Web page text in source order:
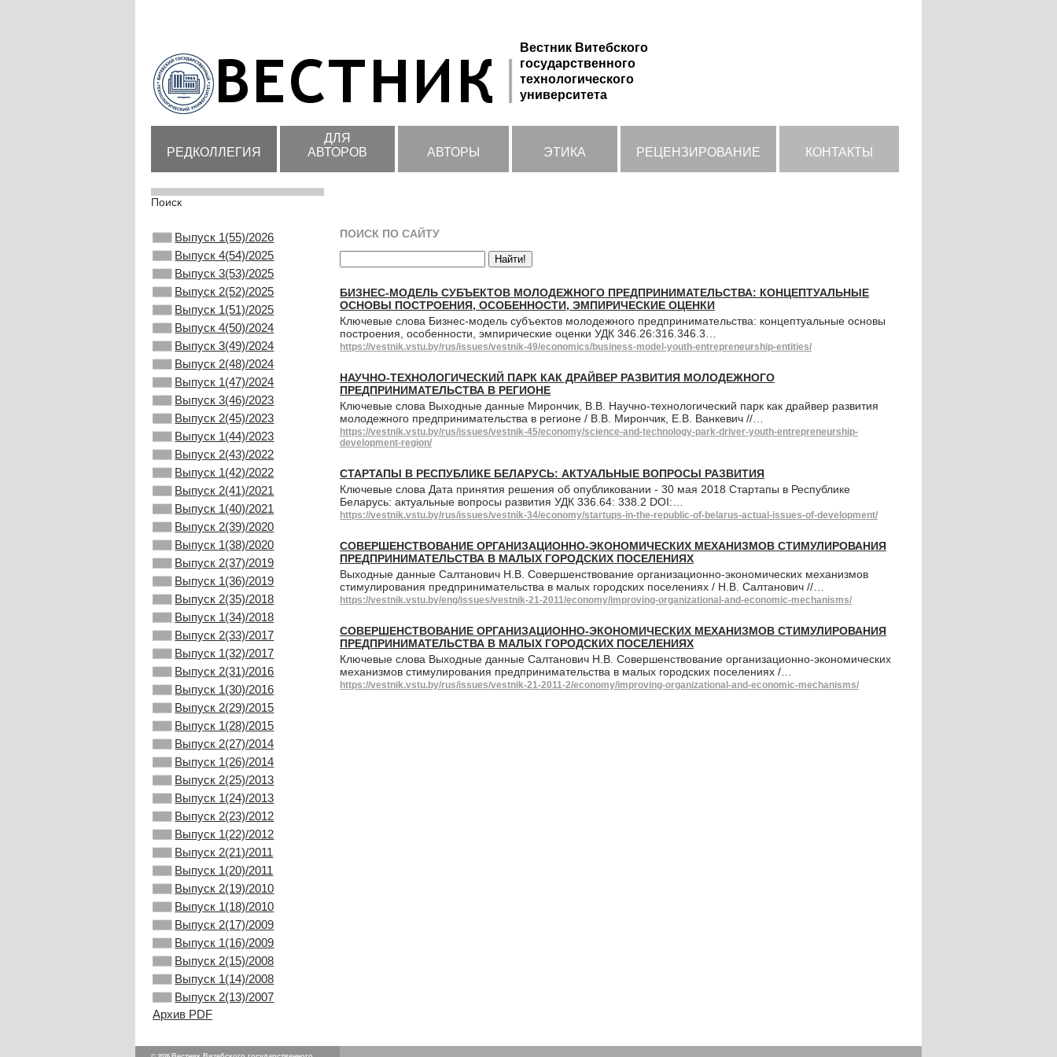
Вестник Витебского
государственного
технологического
университета
РЕДКОЛЛЕГИЯ
ДЛЯ
АВТОРОВ
АВТОРЫ ЭТИКА РЕЦЕНЗИРОВАНИЕ КОНТАКТЫ
Поиск
Выпуск 1(55)/2026
Выпуск 4(54)/2025
Выпуск 3(53)/2025
Выпуск 2(52)/2025
Выпуск 1(51)/2025
Выпуск 4(50)/2024
Выпуск 3(49)/2024
Выпуск 2(48)/2024
Выпуск 1(47)/2024
Выпуск 3(46)/2023
Выпуск 2(45)/2023
Выпуск 1(44)/2023
Выпуск 2(43)/2022
Выпуск 1(42)/2022
Выпуск 2(41)/2021
Выпуск 1(40)/2021
Выпуск 2(39)/2020
Выпуск 1(38)/2020
Выпуск 2(37)/2019
Выпуск 1(36)/2019
Выпуск 2(35)/2018
Выпуск 1(34)/2018
Выпуск 2(33)/2017
Выпуск 1(32)/2017
Выпуск 2(31)/2016
Выпуск 1(30)/2016
Выпуск 2(29)/2015
Выпуск 1(28)/2015
Выпуск 2(27)/2014
Выпуск 1(26)/2014
Выпуск 2(25)/2013
Выпуск 1(24)/2013
Выпуск 2(23)/2012
Выпуск 1(22)/2012
Выпуск 2(21)/2011
Выпуск 1(20)/2011
Выпуск 2(19)/2010
Выпуск 1(18)/2010
Выпуск 2(17)/2009
Выпуск 1(16)/2009
Выпуск 2(15)/2008
Выпуск 1(14)/2008
Выпуск 2(13)/2007
Архив PDF
ПОИСК ПО САЙТУ
БИЗНЕС-МОДЕЛЬ СУБЪЕКТОВ МОЛОДЕЖНОГО ПРЕДПРИНИМАТЕЛЬСТВА: КОНЦЕПТУАЛЬНЫЕ
ОСНОВЫ ПОСТРОЕНИЯ, ОСОБЕННОСТИ, ЭМПИРИЧЕСКИЕ ОЦЕНКИ
Ключевые слова Бизнес-модель субъектов молодежного предпринимательства: концептуальные основы
построения, особенности, эмпирические оценки УДК 346.26:316.346.3…
https://vestnik.vstu.by/rus/issues/vestnik-49/economics/business-model-youth-entrepreneurship-entities/
НАУЧНО-ТЕХНОЛОГИЧЕСКИЙ ПАРК КАК ДРАЙВЕР РАЗВИТИЯ МОЛОДЕЖНОГО
ПРЕДПРИНИМАТЕЛЬСТВА В РЕГИОНЕ
Ключевые слова Выходные данные Мирончик, В.В. Научно-технологический парк как драйвер развития
молодежного предпринимательства в регионе / В.В. Мирончик, Е.В. Ванкевич //…
https://vestnik.vstu.by/rus/issues/vestnik-45/economy/science-and-technology-park-driver-youth-entrepreneurship-
development-region/
СТАРТАПЫ В РЕСПУБЛИКЕ БЕЛАРУСЬ: АКТУАЛЬНЫЕ ВОПРОСЫ РАЗВИТИЯ
Ключевые слова Дата принятия решения об опубликовании - 30 мая 2018 Стартапы в Республике
Беларусь: актуальные вопросы развития УДК 336.64: 338.2 DOI:…
https://vestnik.vstu.by/rus/issues/vestnik-34/economy/startups-in-the-republic-of-belarus-actual-issues-of-development/
СОВЕРШЕНСТВОВАНИЕ ОРГАНИЗАЦИОННО-ЭКОНОМИЧЕСКИХ МЕХАНИЗМОВ СТИМУЛИРОВАНИЯ
ПРЕДПРИНИМАТЕЛЬСТВА В МАЛЫХ ГОРОДСКИХ ПОСЕЛЕНИЯХ
Выходные данные Салтанович Н.В. Совершенствование организационно-экономических механизмов
стимулирования предпринимательства в малых городских поселениях / Н.В. Салтанович //…
https://vestnik.vstu.by/eng/issues/vestnik-21-2011/economy/improving-organizational-and-economic-mechanisms/
СОВЕРШЕНСТВОВАНИЕ ОРГАНИЗАЦИОННО-ЭКОНОМИЧЕСКИХ МЕХАНИЗМОВ СТИМУЛИРОВАНИЯ
ПРЕДПРИНИМАТЕЛЬСТВА В МАЛЫХ ГОРОДСКИХ ПОСЕЛЕНИЯХ
Ключевые слова Выходные данные Салтанович Н.В. Совершенствование организационно-экономических
механизмов стимулирования предпринимательства в малых городских поселениях /…
https://vestnik.vstu.by/rus/issues/vestnik-21-2011-2/economy/improving-organizational-and-economic-mechanisms/